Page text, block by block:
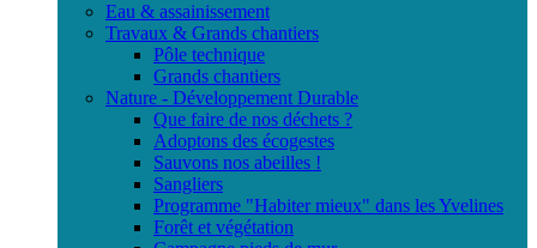
Eau & assainissement
Travaux & Grands chantiers
Pôle technique
Grands chantiers
Nature - Développement Durable
Que faire de nos déchets ?
Adoptons des écogestes
Sauvons nos abeilles !
Sangliers
Programme "Habiter mieux" dans les Yvelines
Forêt et végétation